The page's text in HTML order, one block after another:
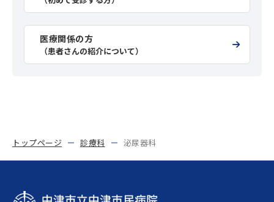
医療関係の方
（患者さんの紹介について）
トップページ 診療科 泌尿器科